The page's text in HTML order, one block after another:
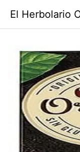
contenido
El Herbolario